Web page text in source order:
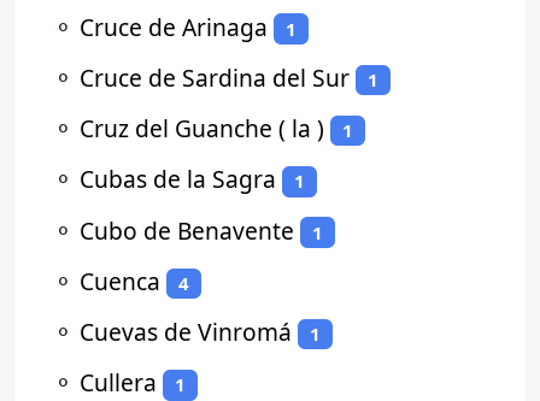
⚬ Cruce de Arinaga 1
⚬ Cruce de Sardina del Sur 1
⚬ Cruz del Guanche ( la ) 1
⚬ Cubas de la Sagra 1
⚬ Cubo de Benavente 1
⚬ Cuenca 4
⚬ Cuevas de Vinromá 1
⚬ Cullera 1